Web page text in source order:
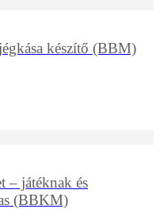
készítő (BBM)
– játéknak és
(BBKM)